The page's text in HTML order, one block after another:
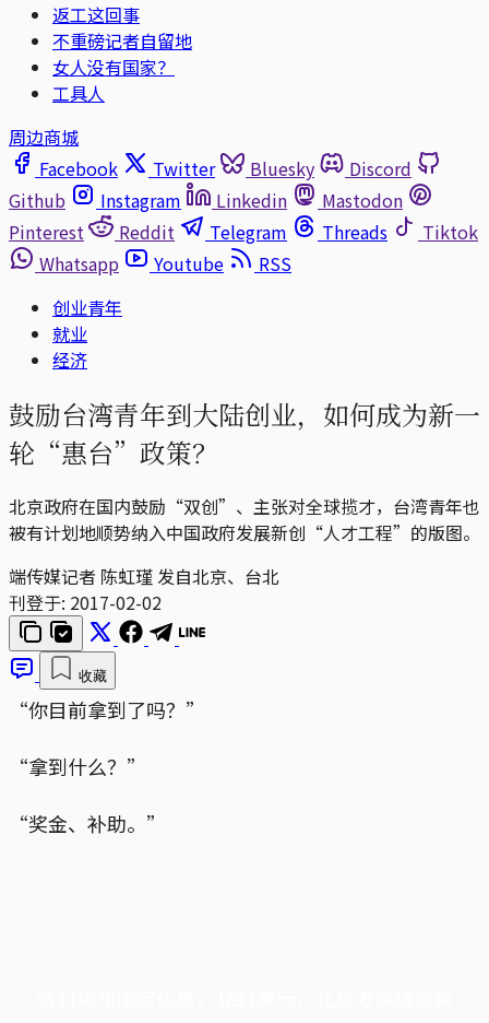
返工这回事
不重磅记者自留地
女人没有国家？
工具人
周边商城
Facebook
Twitter Bluesky
Discord
Github
Instagram Linkedin
Mastodon
Pinterest
Reddit Telegram Threads
Tiktok
Whatsapp
Youtube
RSS
创业青年
就业
经济
鼓励台湾青年到大陆创业，如何成为新一
轮“惠台”政策？
北京政府在国内鼓励“双创”、主张对全球揽才，台湾青年也
被有计划地顺势纳入中国政府发展新创“人才工程”的版图。
端传媒记者 陈虹瑾 发自北京、台北
刊登于: 2017-02-02
收藏
“你目前拿到了吗？”
“拿到什么？”
“奖金、补助。”